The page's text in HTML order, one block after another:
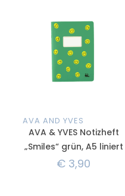
AVA AND YVES
AVA & YVES Notizheft
„Smiles“ grün, A5 liniert
€ 3,90